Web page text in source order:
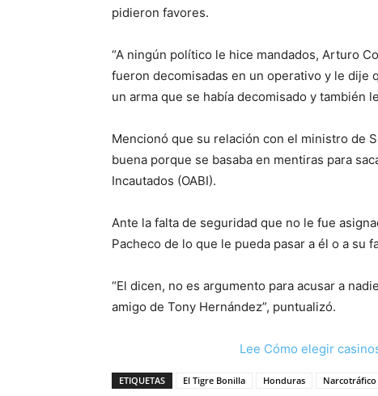
pidieron favores.
“A ningún político le hice mandados, Arturo
fueron decomisadas en un operativo y le dije
un arma que se había decomisado y también
Mencionó que su relación con el ministro de
buena porque se basaba en mentiras para
Incautados (OABI).
Ante la falta de seguridad que no le fue
Pacheco de lo que le pueda pasar a él o a su
“El dicen, no es argumento para acusar a
amigo de Tony Hernández”, puntualizó.
Lee Cómo elegir
ETIQUETAS El Tigre Bonilla Honduras Narcotráfico